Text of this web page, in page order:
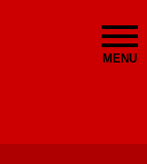
MENU